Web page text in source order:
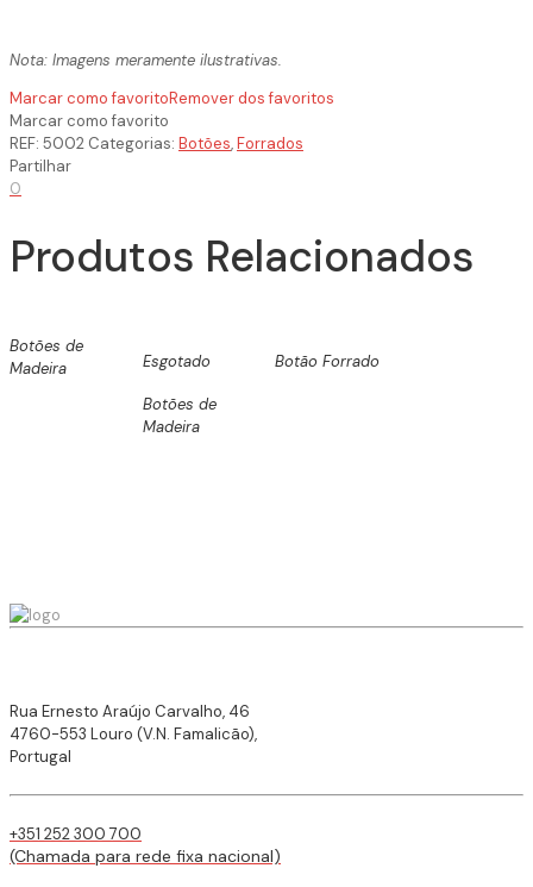
Nota: Imagens meramente ilustrativas.
Marcar como favoritoRemover dos favoritos
Marcar como favorito
REF: 5002 Categorias: Botões,Forrados
Partilhar
0
Produtos Relacionados
Botões de
Madeira
Esgotado
Botões de
Madeira
Botão Forrado
Rua Ernesto Araújo Carvalho, 46
4760-553 Louro (V.N. Famalicão),
Portugal
+351 252 300 700
(Chamada para rede fixa nacional)